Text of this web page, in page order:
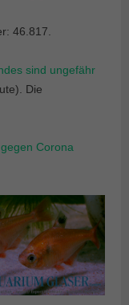
46.817.
sind ungefähr
Die
Corona